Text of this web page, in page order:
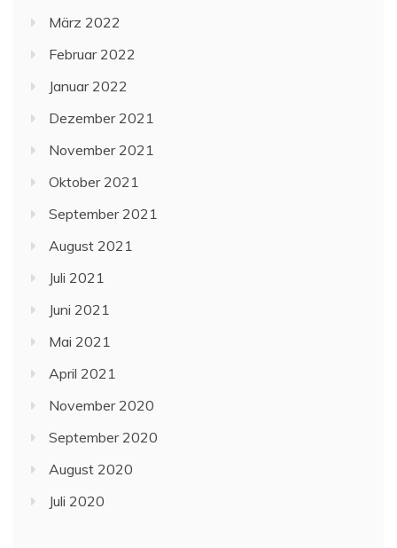
März 2022
Februar 2022
Januar 2022
Dezember 2021
November 2021
Oktober 2021
September 2021
August 2021
Juli 2021
Juni 2021
Mai 2021
April 2021
November 2020
September 2020
August 2020
Juli 2020